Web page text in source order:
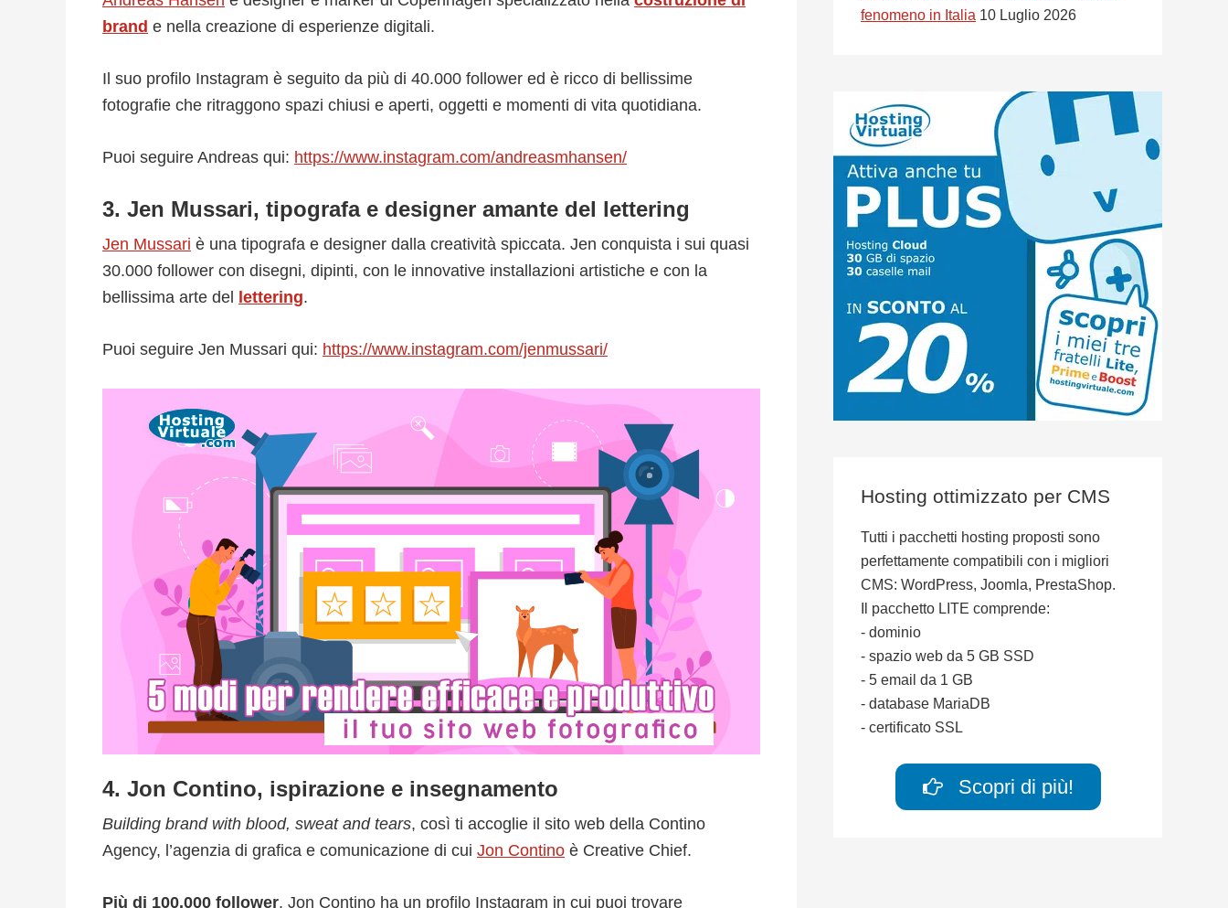
brand e nella creazione di esperienze digitali.
Il suo profilo Instagram è seguito da più di 40.000 follower ed è ricco di bellissime
fotografie che ritraggono spazi chiusi e aperti, oggetti e momenti di vita quotidiana.
Puoi seguire Andreas qui: https://www.instagram.com/andreasmhansen/
3. Jen Mussari, tipografa e designer amante del lettering
Jen Mussari è una tipografa e designer dalla creatività spiccata. Jen conquista i sui quasi
30.000 follower con disegni, dipinti, con le innovative installazioni artistiche e con la
bellissima arte del
lettering.
Puoi seguire Jen Mussari qui: https://www.instagram.com/jenmussari/
4. Jon Contino, ispirazione e insegnamento
Building brand with blood, sweat and tears, così ti accoglie il sito web della Contino
Agency, l’agenzia di grafica e comunicazione di cui Jon Contino è Creative Chief.
Più di 100.000 follower, Jon Contino ha un profilo Instagram in cui puoi trovare
fenomeno in Italia 10 Luglio 2026
Hosting ottimizzato per CMS
Tutti i pacchetti hosting proposti sono
perfettamente compatibili con i migliori
CMS: WordPress, Joomla, PrestaShop.
Il pacchetto LITE comprende:
- dominio
- spazio web da 5 GB SSD
- 5 email da 1 GB
- database MariaDB
- certificato SSL
Scopri di più!